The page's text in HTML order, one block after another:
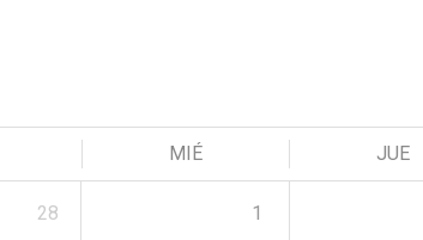
MIÉ JUE
28 1